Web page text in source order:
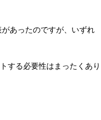
あったのですが、いずれ
する必要性はまったくあり